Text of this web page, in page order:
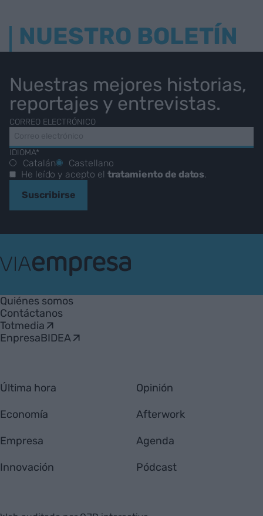
NUESTRO BOLETÍN
Nuestras mejores historias,
reportajes y entrevistas.
CORREO ELECTRÓNICO
IDIOMA*
Catalán
Castellano
He leído y acepto el tratamiento de datos
Suscribirse
Empresa
Quiénes somos
Contáctanos
Totmedia
EnpresaBIDEA
Última hora
Economía
Empresa
Innovación
Opinión
Afterwork
Agenda
Pódcast